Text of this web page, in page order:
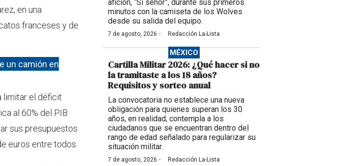
en una
franceses y de
un camión en
limitar el déficit
al 60% del PIB
sus presupuestos
euros entre todos.
afición, “Sí señor”, durante sus primeros
minutos con la camiseta de los Wolves
desde su salida del equipo.
7 de agosto, 2026 · Redacción La-Lista
MÉXICO
Cartilla Militar 2026: ¿Qué hacer si no
la tramitaste a los 18 años?
Requisitos y sorteo anual
La convocatoria no establece una nueva
obligación para quienes superan los 30
años, en realidad, contempla a los
ciudadanos que se encuentran dentro del
rango de edad señalado para regularizar su
situación militar.
7 de agosto, 2026 · Redacción La-Lista